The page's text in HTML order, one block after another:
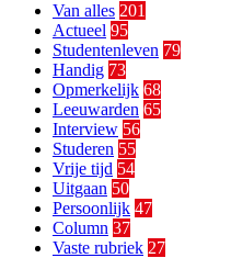
Van alles 201
Actueel 95
Studentenleven 79
Handig 73
Opmerkelijk 68
Leeuwarden 65
Interview 56
Studeren 55
Vrije tijd 54
Uitgaan 50
Persoonlijk 47
Column 37
Vaste rubriek 27